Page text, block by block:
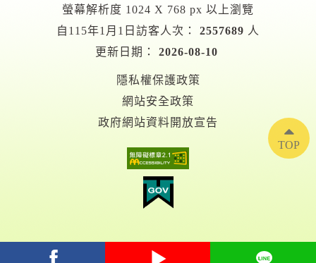
螢幕解析度 1024 X 768 px 以上瀏覽
自115年1月1日訪客人次：
2557689 人
更新日期：
2026-08-10
隱私權保護政策
網站安全政策
政府網站資料開放宣告
TOP